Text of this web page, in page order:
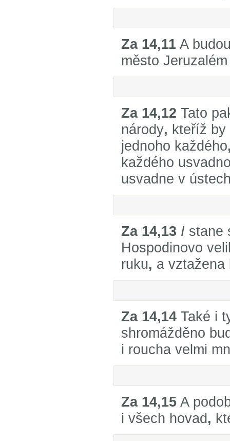
Za 14,11 A
město
Za 14,12 Tato
národy, kteříž
jednoho každého
každého
usvadne v
Za 14,13 I stane
Hospodinovo
ruku, a vztažena
Za 14,14 Také i
shromážděno
i roucha velmi
Za 14,15 A
i všech hovad ,